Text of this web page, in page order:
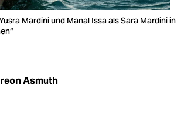
Mardini und Manal Issa als Sara Mardini in
Asmuth